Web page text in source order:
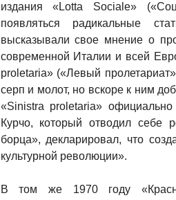
издания «Lotta Sociale»
появляться радикальные
высказывали свое мнение о
современной Италии и всей
proletaria» («Левый
серп и молот, но вскоре к ним
«Sinistra proletaria»
Курчо, который отводил себе
борца», декларировал, что
культурной революции».
В том же 1970 году